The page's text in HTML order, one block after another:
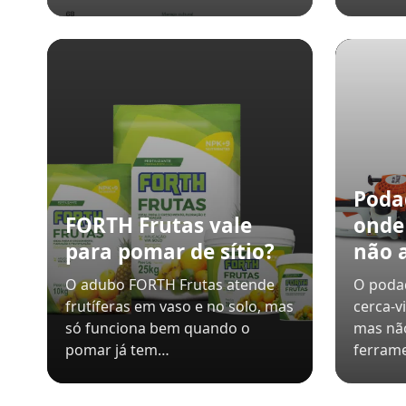
FORTH Frutas vale
para pomar de sítio?
O adubo FORTH Frutas atende
frutíferas em vaso e no solo, mas
só funciona bem quando o
pomar já tem…
não
O
cerca-
mas